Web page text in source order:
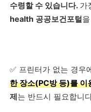
수령할 수 있습니다. 가
health 공공보건포털
✅ 프린터가 없는 경우
한 장소(PC방 등)를 이
제는 반드시 필요합니